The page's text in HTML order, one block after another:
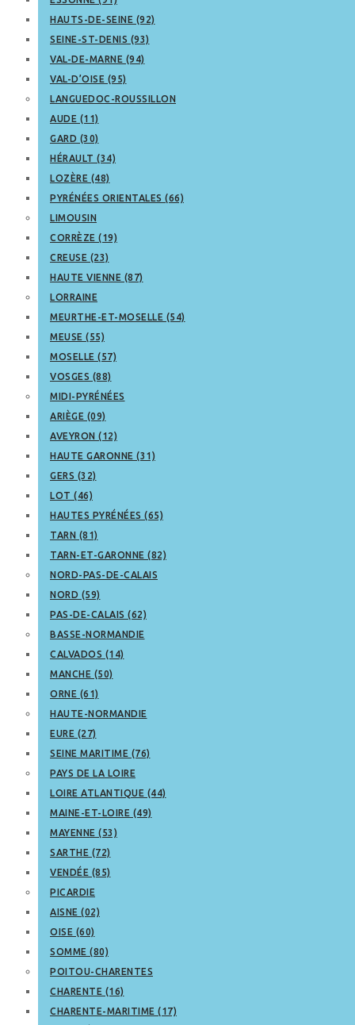
HAUTS-DE-SEINE (92)
SEINE-ST-DENIS (93)
VAL-DE-MARNE (94)
VAL-D’OISE (95)
LANGUEDOC-ROUSSILLON
AUDE (11)
GARD (30)
HÉRAULT (34)
LOZÈRE (48)
PYRÉNÉES ORIENTALES (66)
LIMOUSIN
CORRÈZE (19)
CREUSE (23)
HAUTE VIENNE (87)
LORRAINE
MEURTHE-ET-MOSELLE (54)
MEUSE (55)
MOSELLE (57)
VOSGES (88)
MIDI-PYRÉNÉES
ARIÈGE (09)
AVEYRON (12)
HAUTE GARONNE (31)
GERS (32)
LOT (46)
HAUTES PYRÉNÉES (65)
TARN (81)
TARN-ET-GARONNE (82)
NORD-PAS-DE-CALAIS
NORD (59)
PAS-DE-CALAIS (62)
BASSE-NORMANDIE
CALVADOS (14)
MANCHE (50)
ORNE (61)
HAUTE-NORMANDIE
EURE (27)
SEINE MARITIME (76)
PAYS DE LA LOIRE
LOIRE ATLANTIQUE (44)
MAINE-ET-LOIRE (49)
MAYENNE (53)
SARTHE (72)
VENDÉE (85)
PICARDIE
AISNE (02)
OISE (60)
SOMME (80)
POITOU-CHARENTES
CHARENTE (16)
CHARENTE-MARITIME (17)